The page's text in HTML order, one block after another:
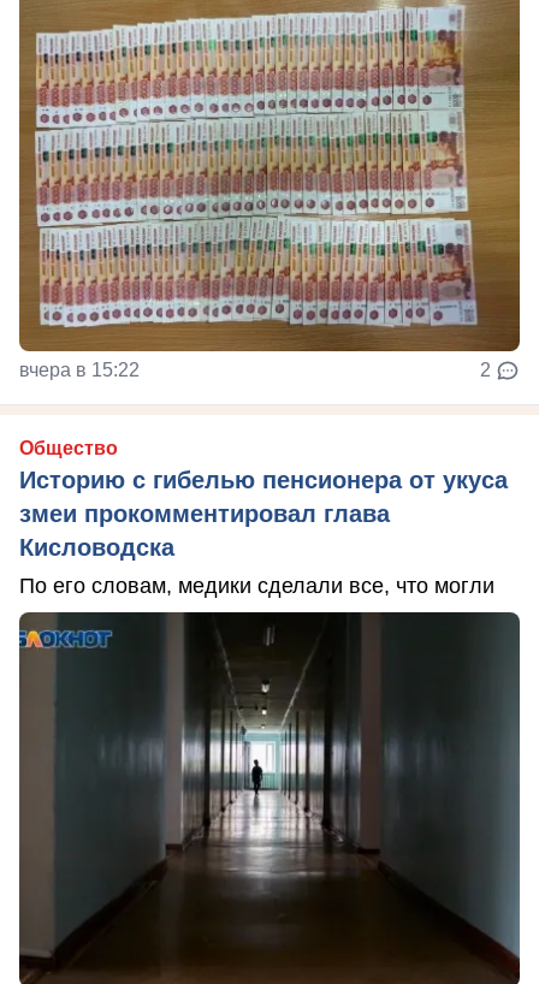
вчера в 15:22 2
Общество
Историю с гибелью пенсионера от укуса
змеи прокомментировал глава
Кисловодска
По его словам, медики сделали все, что могли